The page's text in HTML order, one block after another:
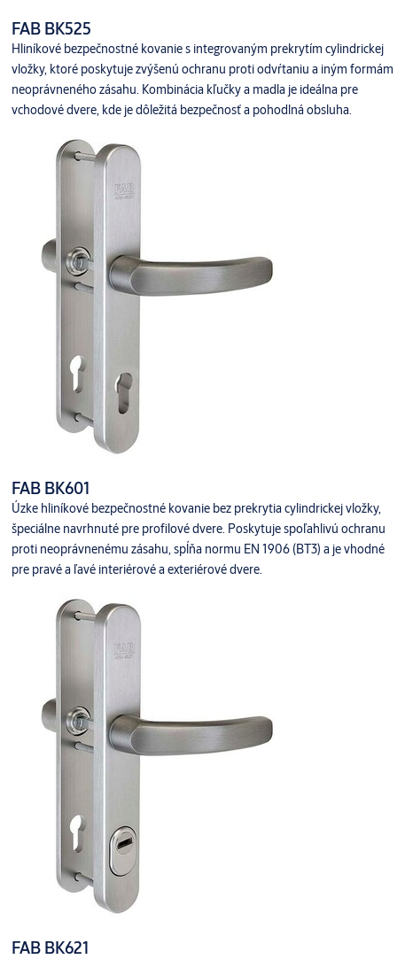
FAB BK525
Hliníkové bezpečnostné kovanie s integrovaným prekrytím cylindrickej
vložky, ktoré poskytuje zvýšenú ochranu proti odvŕtaniu a iným formám
neoprávneného zásahu. Kombinácia kľučky a madla je ideálna pre
vchodové dvere, kde je dôležitá bezpečnosť a pohodlná obsluha.
FAB BK601
Úzke hliníkové bezpečnostné kovanie bez prekrytia cylindrickej vložky,
špeciálne navrhnuté pre profilové dvere. Poskytuje spoľahlivú ochranu
proti neoprávnenému zásahu, spĺňa normu EN 1906 (BT3) a je vhodné
pre pravé a ľavé interiérové a exteriérové dvere.
FAB BK621